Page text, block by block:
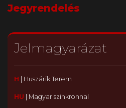
Jegyrendelés
Jelmagyarázat
H Huszárik Terem
HU Magyar szinkronnal